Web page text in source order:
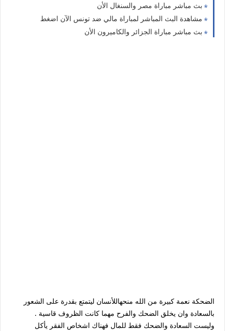
بث مباشر مباراة مصر والسنغال الأن
مشاهدة البث المباشر لمباراة مالي ضد تونس الآن اضغط
بث مباشر مباراة الجزائر والكاميرون الأن
الضحكة نعمة كبيرة من الله منحهاللأنسان ليتمتع بقدرة على الشعور
بالسعادة وان يخلق الضحك والفرح مهما كانت الظروف قاسية .
وليست السعادة والضحك فقط للمال فهناك اشخاص الفقر يأكل